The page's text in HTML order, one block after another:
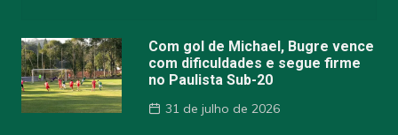
Com gol de Michael, Bugre vence
com dificuldades e segue firme
no Paulista Sub-20
31 de julho de 2026